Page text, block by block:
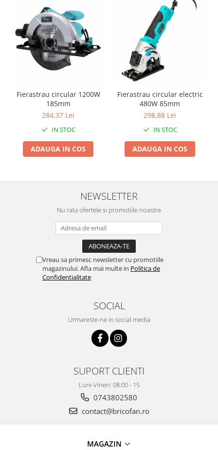
Masini batut stalpi
Pentru Casa si Camping
Aragaze, plite, piese butelii de
voiaj
Accesorii aragaze & butelii
Pirostrii si accesorii pentru gatit
Plite & aragaze
Iluminat & electrice
Lumina de crestere pentru plante
Proiectoare & lampi de lucru
Cantarire
Cantare comerciale
Aparate de spalat cu presiune si
Accesorii aparatele de spalat cu
Fierastrau circular 1200W
185mm
284,37 Lei
IN STOC
ADAUGA IN COS
Fierastrau circular electric
480W 85mm
298,88 Lei
IN STOC
ADAUGA IN COS
NEWSLETTER
Nu rata ofertele si promotiile noastre
Vreau sa primesc newsletter cu promotiile
magazinului. Afla mai multe in Politica de
Confidentialitate
SOCIAL
Urmareste-ne in social media
SUPORT CLIENTI
Luni-Vineri: 08:00 - 15
0743802580
contact@bricofan.ro
MAGAZIN